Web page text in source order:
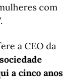
com
a CEO da
a cinco anos